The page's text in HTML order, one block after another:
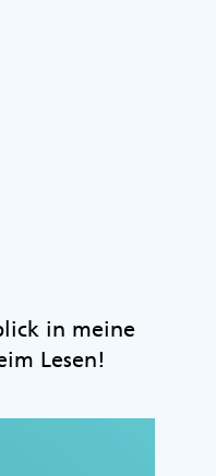
in meine
Lesen!